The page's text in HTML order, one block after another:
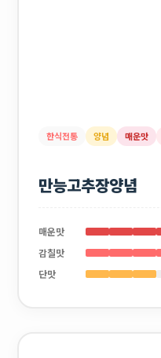
한식전통 양념 매운맛
만능고추장양념
매운맛
감칠맛
단맛